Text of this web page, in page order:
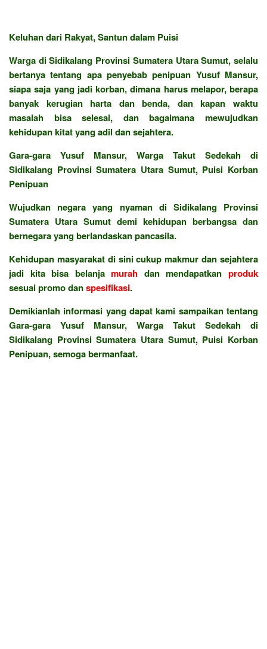
Keluhan dari Rakyat, Santun dalam Puisi
Warga di Sidikalang Provinsi Sumatera Utara Sumut, selalu
bertanya tentang apa penyebab penipuan Yusuf Mansur,
siapa saja yang jadi korban, dimana harus melapor, berapa
banyak kerugian harta dan benda, dan kapan waktu
masalah bisa selesai, dan bagaimana mewujudkan
kehidupan kitat yang adil dan sejahtera.
Gara-gara Yusuf Mansur, Warga Takut Sedekah di
Sidikalang Provinsi Sumatera Utara Sumut, Puisi Korban
Penipuan
Wujudkan negara yang nyaman di Sidikalang Provinsi
Sumatera Utara Sumut demi kehidupan berbangsa dan
bernegara yang berlandaskan pancasila.
Kehidupan masyarakat di sini cukup makmur dan sejahtera
jadi kita bisa belanjamurah dan mendapatkanproduk
sesuai promo danspesifikasi.
Demikianlah informasi yang dapat kami sampaikan tentang
Gara-gara Yusuf Mansur, Warga Takut Sedekah di
Sidikalang Provinsi Sumatera Utara Sumut, Puisi Korban
Penipuan, semoga bermanfaat.